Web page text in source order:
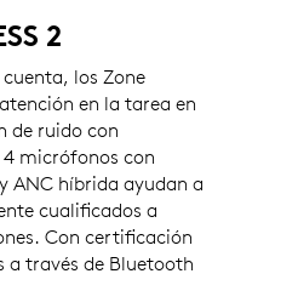
2
los Zone
en la tarea en
de ruido con
micrófonos con
ANC híbrida ayudan a
cualificados a
Con certificación
a través de Bluetooth